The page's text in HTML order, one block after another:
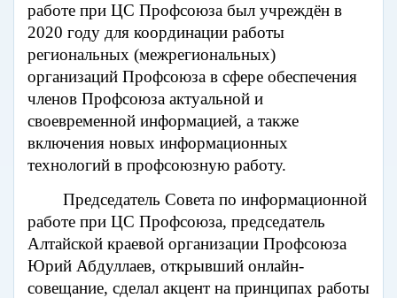
работе при ЦС Профсоюза был учреждён в
2020 году для координации работы
региональных (межрегиональных)
организаций Профсоюза в сфере обеспечения
членов Профсоюза актуальной и
своевременной информацией, а также
включения новых информационных
технологий в профсоюзную работу.
Председатель Совета по информационной
работе при ЦС Профсоюза, председатель
Алтайской краевой организации Профсоюза
Юрий Абдуллаев, открывший онлайн-
совещание, сделал акцент на принципах работы